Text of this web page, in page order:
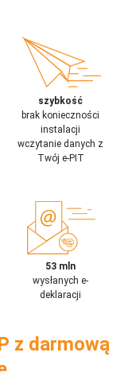
szybkość
brak konieczności
instalacji
wczytanie danych z
Twój e-PIT
53 mln
wysłanych e-
deklaracji
z darmową